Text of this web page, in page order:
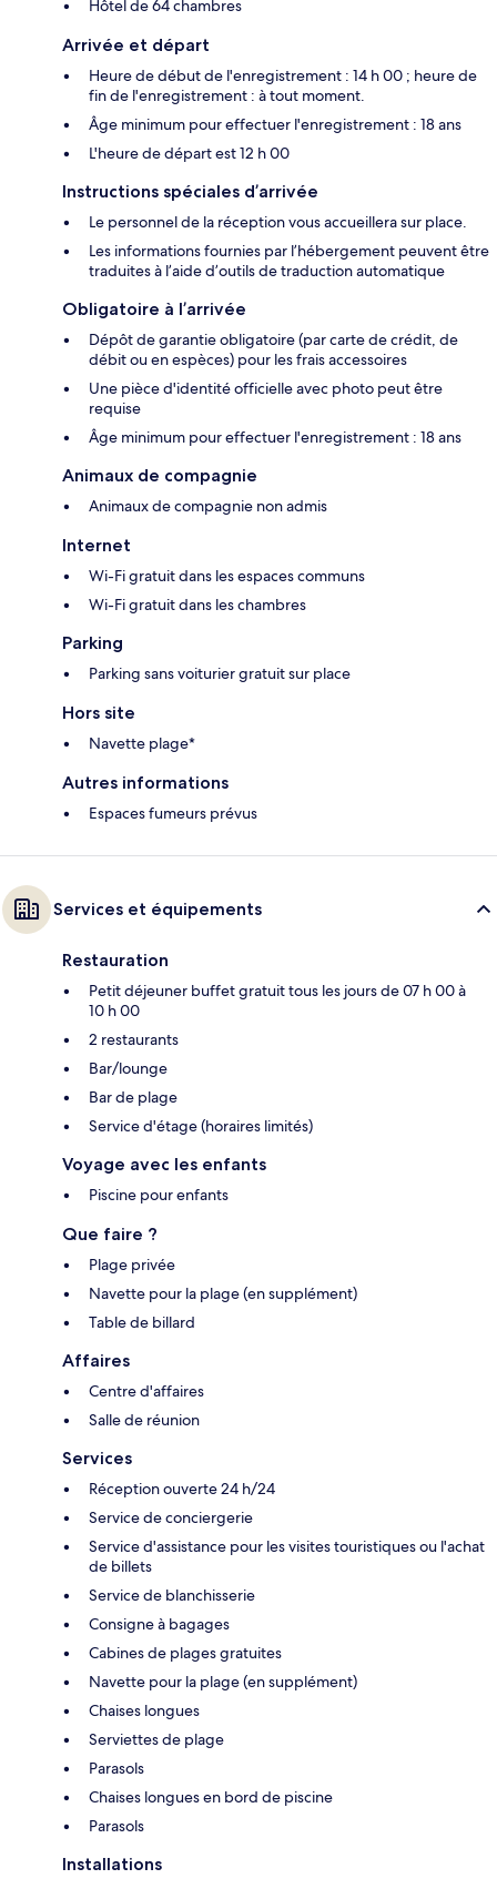
Hôtel de 64 chambres
Arrivée et départ
Heure de début de l'enregistrement : 14 h 00 ; heure de
fin de l'enregistrement : à tout moment.
Âge minimum pour effectuer l'enregistrement : 18 ans
L'heure de départ est 12 h 00
Instructions spéciales d’arrivée
Le personnel de la réception vous accueillera sur place.
Les informations fournies par l’hébergement peuvent être
traduites à l’aide d’outils de traduction automatique
Obligatoire à l’arrivée
Dépôt de garantie obligatoire (par carte de crédit, de
débit ou en espèces) pour les frais accessoires
Une pièce d'identité officielle avec photo peut être
requise
Âge minimum pour effectuer l'enregistrement : 18 ans
Animaux de compagnie
Animaux de compagnie non admis
Internet
Wi-Fi gratuit dans les espaces communs
Wi-Fi gratuit dans les chambres
Parking
Parking sans voiturier gratuit sur place
Hors site
Navette plage*
Autres informations
Espaces fumeurs prévus
Services et équipements
Restauration
Petit déjeuner buffet gratuit tous les jours de 07 h 00 à
10 h 00
2 restaurants
Bar/lounge
Bar de plage
Service d'étage (horaires limités)
Voyage avec les enfants
Piscine pour enfants
Que faire ?
Plage privée
Navette pour la plage (en supplément)
Table de billard
Affaires
Centre d'affaires
Salle de réunion
Services
Réception ouverte 24 h/24
Service de conciergerie
Service d'assistance pour les visites touristiques ou l'achat
de billets
Service de blanchisserie
Consigne à bagages
Cabines de plages gratuites
Navette pour la plage (en supplément)
Chaises longues
Serviettes de plage
Parasols
Chaises longues en bord de piscine
Parasols
Installations